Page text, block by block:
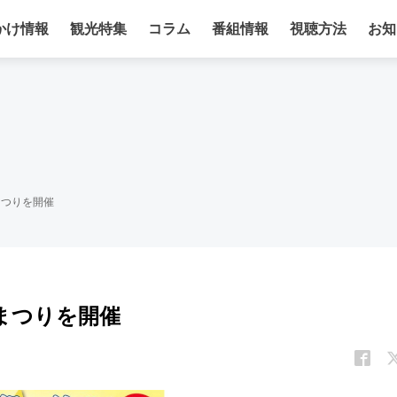
け情報 観光特集 コラム 番組情報 視聴方法 お
りを開催
つりを開催